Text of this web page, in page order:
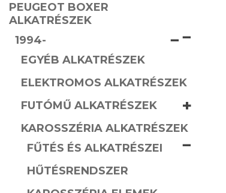
PEUGEOT BOXER
ALKATRÉSZEK
−
1994- −
EGYÉB ALKATRÉSZEK
ELEKTROMOS ALKATRÉSZEK
FUTÓMŰ ALKATRÉSZEK
+
KAROSSZÉRIA ALKATRÉSZEK
−
FŰTÉS ÉS ALKATRÉSZEI
HŰTÉSRENDSZER